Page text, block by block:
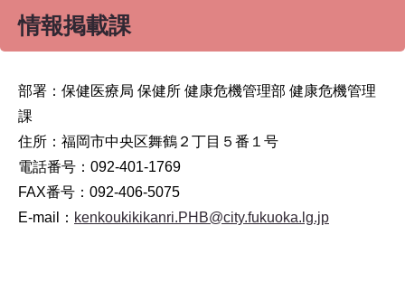
情報掲載課
部署：保健医療局 保健所 健康危機管理部 健康危機管理
課
住所：福岡市中央区舞鶴２丁目５番１号
電話番号：092-401-1769
FAX番号：092-406-5075
E-mail： kenkoukikikanri.PHB@city.fukuoka.lg.jp